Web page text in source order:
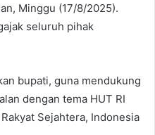
Minggu (17/8/2025).
seluruh pihak
bupati, guna mendukung
dengan tema HUT RI
Sejahtera, Indonesia